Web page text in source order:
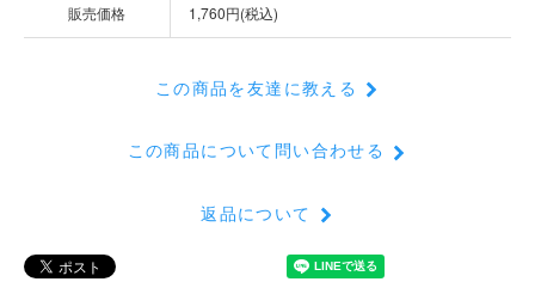
販売価格 1,760円(税込)
この商品を友達に教える
この商品について問い合わせる
返品について